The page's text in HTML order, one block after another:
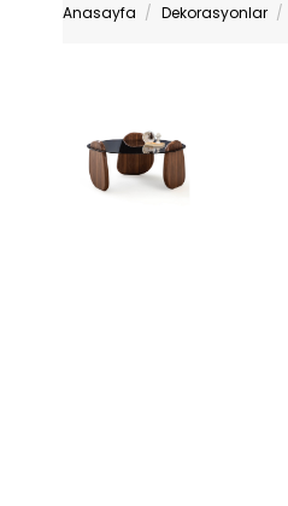
Anasayfa Dekorasyonlar